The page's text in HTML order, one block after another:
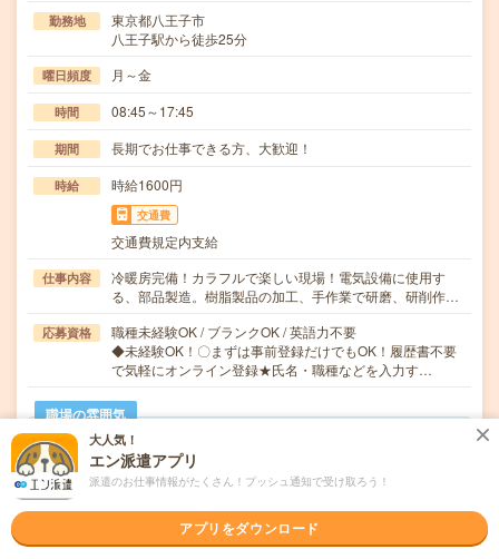
勤務地
東京都八王子市
八王子駅から徒歩25分
曜日頻度 月～金
時間 08:45～17:45
期間 長期でお仕事できる方、大歓迎！
時給 時給1600円
交通費
交通費規定内支給
仕事内容
冷暖房完備！カラフルで楽しい現場！電気設備に使用す
る、部品製造。樹脂製品の加工、手作業で研磨、研削作…
応募資格
職種未経験OK / ブランクOK / 英語力不要
◆未経験OK！〇まずは事前登録だけでもOK！履歴書不要
で気軽にオンライン登録★氏名・職種などを入力す…
職場の雰囲気
年齢層
20代
30代 40代 50代
気になる! 応募へ進む 詳しく見る
大人気！
エン派遣アプリ
派遣のお仕事情報がたくさん！プッシュ通知で受け取ろう！
アプリをダウンロード